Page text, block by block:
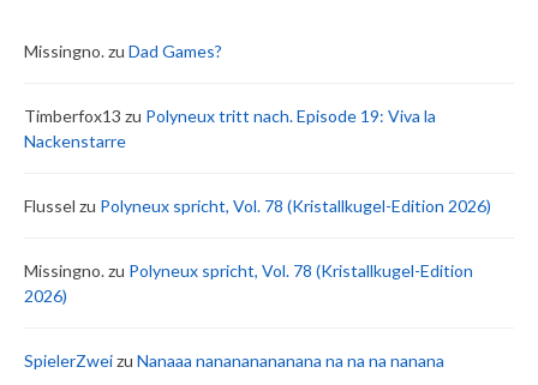
Missingno.zu Dad Games?
Timberfox13 zu Polyneux tritt nach. Episode 19: Viva la
Nackenstarre
Flussel zu Polyneux spricht, Vol. 78 (Kristallkugel-Edition 2026)
Missingno.zu Polyneux spricht, Vol. 78 (Kristallkugel-Edition
2026)
SpielerZweizu Nanaaa nanananananana na na na nanana